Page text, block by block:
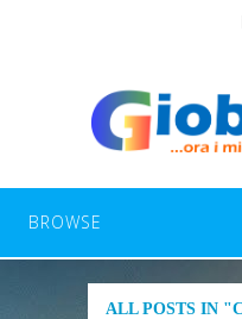
BROWSE
ALL POSTS IN